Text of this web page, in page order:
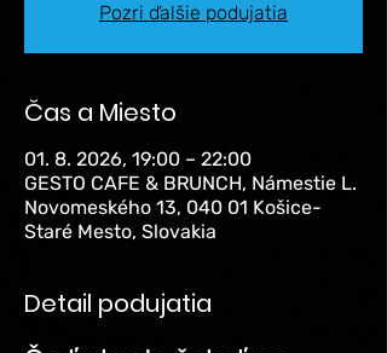
Pozri ďalšie podujatia
Čas a Miesto
01. 8. 2026, 19:00 – 22:00
GESTO CAFE & BRUNCH, Námestie L.
Novomeského 13, 040 01 Košice-
Staré Mesto, Slovakia
Detail podujatia